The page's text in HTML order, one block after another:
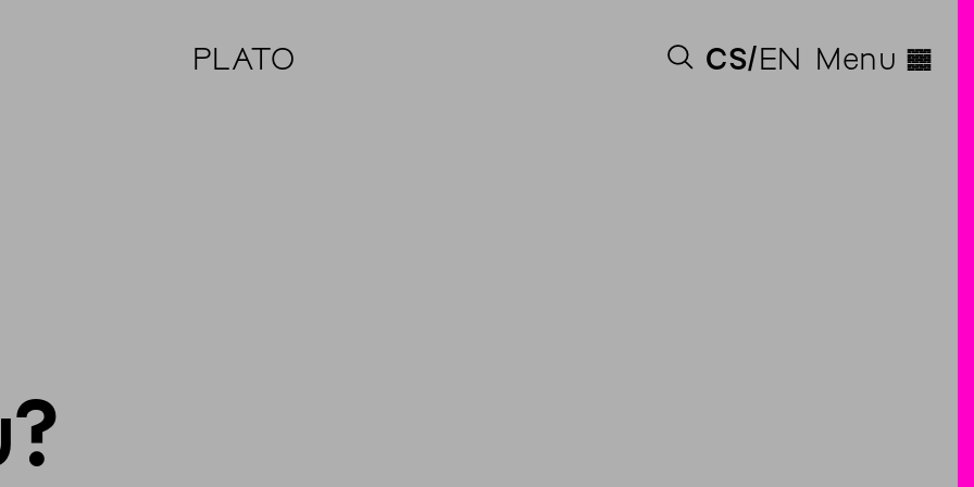
PLATO CS EN Menu ◊